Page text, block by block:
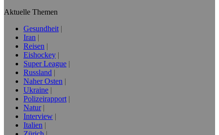
Aktuelle Themen
Gesundheit
Iran
Reisen
Eishockey
Super League
Russland
Naher Osten
Ukraine
Polizeirapport
Natur
Interview
Italien